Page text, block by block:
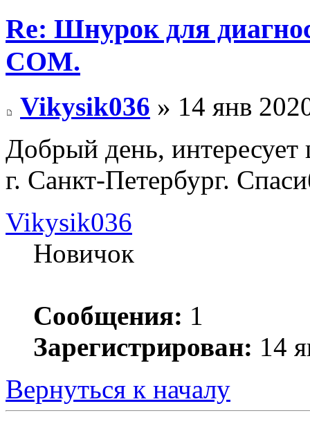
Re: Шнурок для
COM.
Vikysik036 » 14 янв
Добрый день,
г. Санкт-Петербург.
Vikysik036
Новичок
Сообщения: 1
Зарегистрирован: 14
Вернуться к началу